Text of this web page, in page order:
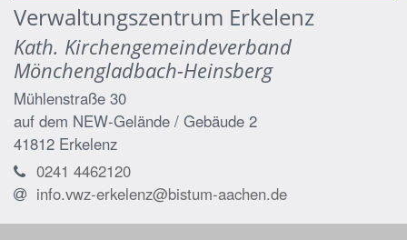
Verwaltungszentrum Erkelenz
Kath. Kirchengemeindeverband
Mönchengladbach-Heinsberg
Mühlenstraße 30
auf dem NEW-Gelände / Gebäude 2
41812 Erkelenz
0241 4462120
info.vwz-erkelenz@bistum-aachen.de